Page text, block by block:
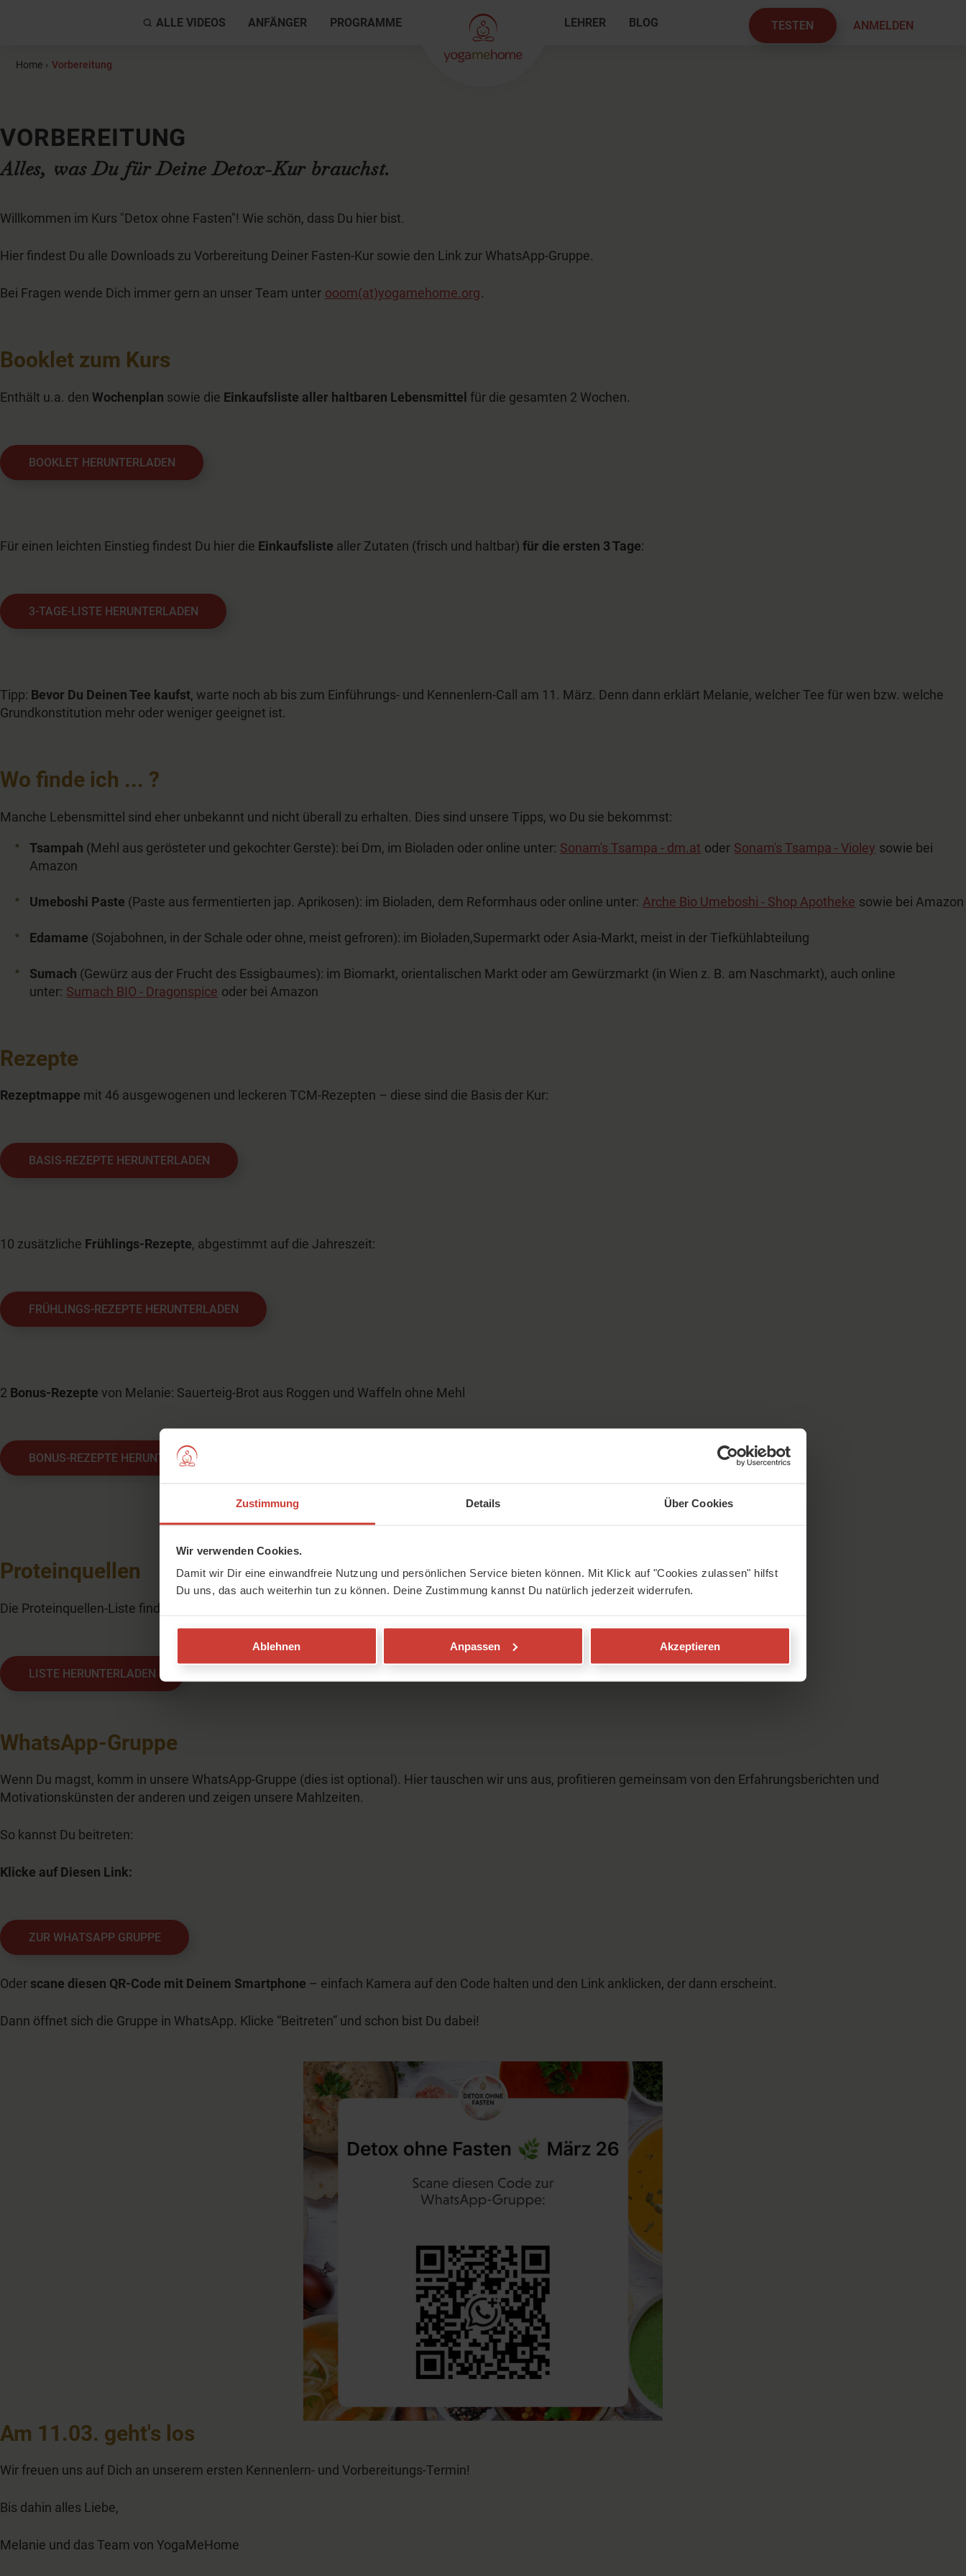
Zustimmung Details Über Cookies
Wir verwenden Cookies.
Damit wir Dir eine einwandfreie Nutzung und persönlichen Service bieten können. Mit Klick auf "Cookies zulassen" hilfst
Du uns, das auch weiterhin tun zu können. Deine Zustimmung kannst Du natürlich jederzeit widerrufen.
Ablehnen Anpassen Akzeptieren
ALLE VIDEOS ANFÄNGER PROGRAMME LEHRER BLOG TESTEN ANMELDEN
Home › Vorbereitung
VORBEREITUNG
Alles, was Du für Deine Detox-Kur brauchst.
Willkommen im Kurs "Detox ohne Fasten"! Wie schön, dass Du hier bist.
Hier findest Du alle Downloads zu Vorbereitung Deiner Fasten-Kur sowie den Link zur WhatsApp-Gruppe.
Bei Fragen wende Dich immer gern an unser Team unter ooom(at)yogamehome.org.
Booklet zum Kurs
Enthält u.a. den Wochenplan sowie die Einkaufsliste aller haltbaren Lebensmittel für die gesamten 2 Wochen.
BOOKLET HERUNTERLADEN
Für einen leichten Einstieg findest Du hier die Einkaufsliste aller Zutaten (frisch und haltbar) für die ersten 3 Tage:
3-TAGE-LISTE HERUNTERLADEN
Tipp: Bevor Du Deinen Tee kaufst, warte noch ab bis zum Einführungs- und Kennenlern-Call am 11. März. Denn dann erklärt Melanie, welcher Tee für wen bzw. welche
Grundkonstitution mehr oder weniger geeignet ist.
Wo finde ich ... ?
Manche Lebensmittel sind eher unbekannt und nicht überall zu erhalten. Dies sind unsere Tipps, wo Du sie bekommst:
Tsampah (Mehl aus gerösteter und gekochter Gerste): bei Dm, im Bioladen oder online unter: Sonam's Tsampa - dm.at oder Sonam's Tsampa - Violey sowie bei
Amazon
Umeboshi Paste (Paste aus fermentierten jap. Aprikosen): im Bioladen, dem Reformhaus oder online unter: Arche Bio Umeboshi - Shop Apotheke sowie bei Amazon
Edamame (Sojabohnen, in der Schale oder ohne, meist gefroren): im Bioladen,Supermarkt oder Asia-Markt, meist in der Tiefkühlabteilung
Sumach (Gewürz aus der Frucht des Essigbaumes): im Biomarkt, orientalischen Markt oder am Gewürzmarkt (in Wien z. B. am Naschmarkt), auch online
unter: Sumach BIO - Dragonspice oder bei Amazon
Rezepte
Rezeptmappe mit 46 ausgewogenen und leckeren TCM-Rezepten ­– diese sind die Basis der Kur:
BASIS-REZEPTE HERUNTERLADEN
10 zusätzliche Frühlings-Rezepte, abgestimmt auf die Jahreszeit:
FRÜHLINGS-REZEPTE HERUNTERLADEN
2 Bonus-Rezepte von Melanie: Sauerteig-Brot aus Roggen und Waffeln ohne Mehl
BONUS-REZEPTE HERUNTERLADEN
Proteinquellen
Die Proteinquellen-Liste findest Du hier:
LISTE HERUNTERLADEN
WhatsApp-Gruppe
Wenn Du magst, komm in unsere WhatsApp-Gruppe (dies ist optional). Hier tauschen wir uns aus, profitieren gemeinsam von den Erfahrungsberichten und
Motivationskünsten der anderen und zeigen unsere Mahlzeiten.
So kannst Du beitreten:
Klicke auf Diesen Link:
ZUR WHATSAPP GRUPPE
Oder scane diesen QR-Code mit Deinem Smartphone – einfach Kamera auf den Code halten und den Link anklicken, der dann erscheint.
Dann öffnet sich die Gruppe in WhatsApp. Klicke “Beitreten” und schon bist Du dabei!
Am 11.03. geht's los
Wir freuen uns auf Dich an unserem ersten Kennenlern- und Vorbereitungs-Termin!
Bis dahin alles Liebe,
Melanie und das Team von YogaMeHome